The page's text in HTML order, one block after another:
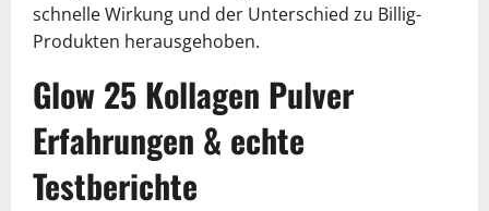
schnelle Wirkung und der Unterschied zu Billig-
Produkten herausgehoben.
Glow 25 Kollagen Pulver
Erfahrungen & echte
Testberichte